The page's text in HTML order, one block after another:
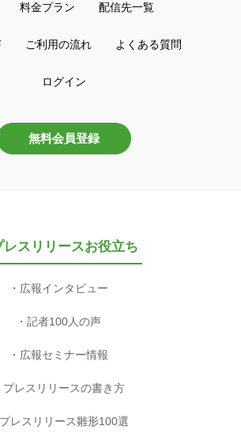
料金プラン 配信先一覧
ご利用の流れ よくある質問
ログイン
無料会員登録
レスリリースお役立ち
広報インタビュー
記者100人の声
広報セミナー情報
プレスリリースの書き方
プレスリリース雛形100選